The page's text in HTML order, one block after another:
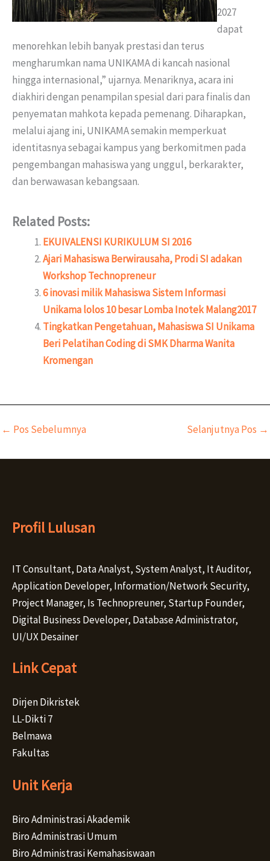
2027
dapat
menorehkan lebih banyak prestasi dan terus
mengharumkan nama UNIKAMA di kancah nasional
hingga internasional,” ujarnya. Menariknya, acara ini
diakhiri dengan penampilan spesial dari para finalis dan
penyematan mahkota kepada pemenang. Diharapkan,
melalui ajang ini, UNIKAMA semakin memperkuat
identitasnya sebagai kampus yang berkomitmen pada
pengembangan mahasiswa yang unggul, berkarakter,
dan berwawasan kebangsaan.
Related Posts:
EKUIVALENSI KURIKULUM SI 2016
Ajari Mahasiswa Berwirausaha, Prodi SI adakan
Workshop Technopreneur
6 inovasi milik Mahasiswa Sistem Informasi
Unikama lolos 10 besar Lomba Inotek Malang2017
Tingkatkan Pengetahuan, Mahasiswa SI Unikama
Beri Pelatihan Coding di SMK Dharma Wanita
Kromengan
← Pos Sebelumnya Selanjutnya Pos →
Profil Lulusan
IT Consultant, Data Analyst, System Analyst, It Auditor,
Application Developer, Information/Network Security,
Project Manager, Is Technopreuner, Startup Founder,
Digital Business Developer, Database Administrator,
UI/UX Desainer
Link Cepat
Dirjen Dikristek
LL-Dikti 7
Belmawa
Fakultas
Unit Kerja
Biro Administrasi Akademik
Biro Administrasi Umum
Biro Administrasi Kemahasiswaan